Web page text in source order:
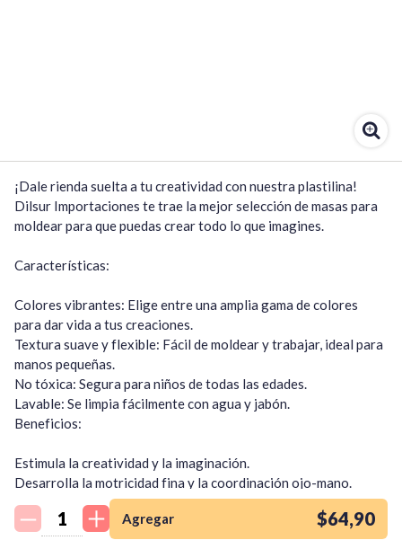
¡Quiero una
tienda así para mi
emprendimiento!
¡Dale rienda suelta a tu creatividad con nuestra plastilina!
Dilsur Importaciones te trae la mejor selección de masas para
moldear para que puedas crear todo lo que imagines.
Características:
Colores vibrantes: Elige entre una amplia gama de colores
para dar vida a tus creaciones.
Textura suave y flexible: Fácil de moldear y trabajar, ideal para
manos pequeñas.
No tóxica: Segura para niños de todas las edades.
Lavable: Se limpia fácilmente con agua y jabón.
Beneficios:
Estimula la creatividad y la imaginación.
Desarrolla la motricidad fina y la coordinación ojo-mano.
Promueve la concentración y la paciencia.
Fomenta el juego libre y la expresión individual.
Ideal para:
Agregar $64,90